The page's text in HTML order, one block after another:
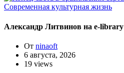
Современная культурная жизнь
Александр Литвинов на e-library
От ninaoft
6 августа, 2026
19 views